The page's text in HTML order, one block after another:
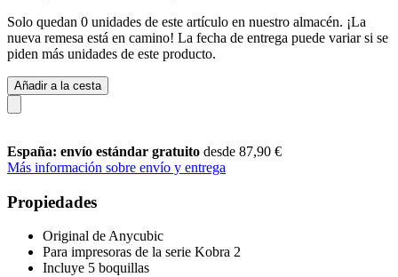
Solo quedan 0 unidades de este artículo en nuestro almacén. ¡La
nueva remesa está en camino! La fecha de entrega puede variar si se
piden más unidades de este producto.
Añadir a la cesta
España: envío estándar gratuito desde 87,90 €
Más información sobre envío y entrega
Propiedades
Original de Anycubic
Para impresoras de la serie Kobra 2
Incluye 5 boquillas